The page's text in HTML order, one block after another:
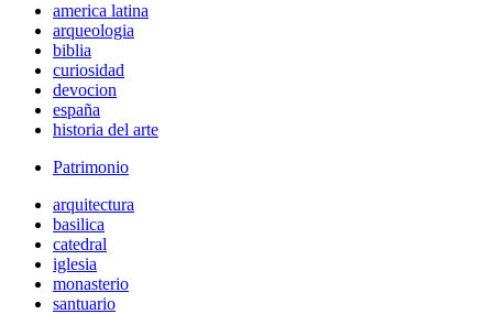
america latina
arqueologia
biblia
curiosidad
devocion
españa
historia del arte
Patrimonio
arquitectura
basilica
catedral
iglesia
monasterio
santuario